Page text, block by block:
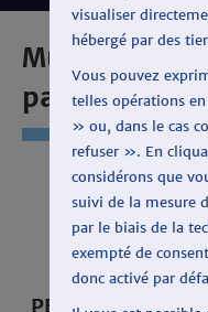
Municipales
parole
PÉRIODE : DU 3
visualiser
hébergé par des
Vous pouvez
telles opérations
» ou, dans le cas
refuser ». En
considérons que
suivi de la mesure
par le biais de la
exempté de
donc activé par